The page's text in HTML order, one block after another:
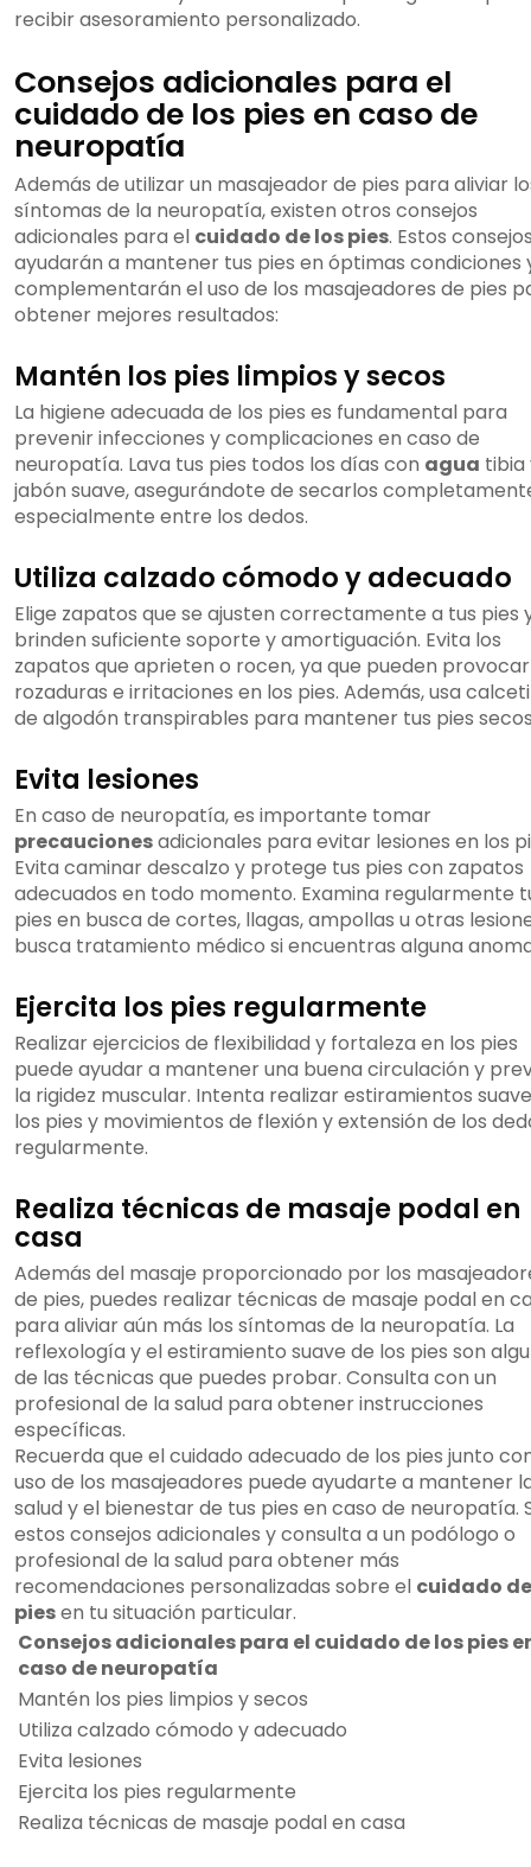
recibir asesoramiento personalizado.
Consejos adicionales para el
cuidado de los pies en caso de
neuropatía
Además de utilizar un masajeador de pies para aliviar
síntomas de la neuropatía, existen otros consejos
adicionales para el cuidado de los pies. Estos
ayudarán a mantener tus pies en óptimas condiciones
complementarán el uso de los masajeadores de pies
obtener mejores resultados:
Mantén los pies limpios y secos
La higiene adecuada de los pies es fundamental para
prevenir infecciones y complicaciones en caso de
neuropatía. Lava tus pies todos los días con agua tibia
jabón suave, asegurándote de secarlos
especialmente entre los dedos.
Utiliza calzado cómodo y adecuado
Elige zapatos que se ajusten correctamente a tus pies
brinden suficiente soporte y amortiguación. Evita los
zapatos que aprieten o rocen, ya que pueden provocar
rozaduras e irritaciones en los pies. Además, usa
de algodón transpirables para mantener tus pies
Evita lesiones
En caso de neuropatía, es importante tomar
precaucionesadicionales para evitar lesiones en los
Evita caminar descalzo y protege tus pies con zapatos
adecuados en todo momento. Examina regularmente
pies en busca de cortes, llagas, ampollas u otras
busca tratamiento médico si encuentras alguna
Ejercita los pies regularmente
Realizar ejercicios de flexibilidad y fortaleza en los pies
puede ayudar a mantener una buena circulación y
la rigidez muscular. Intenta realizar estiramientos
los pies y movimientos de flexión y extensión de los
regularmente.
Realiza técnicas de masaje podal en
casa
Además del masaje proporcionado por los
de pies, puedes realizar técnicas de masaje podal en
para aliviar aún más los síntomas de la neuropatía. La
reflexología y el estiramiento suave de los pies son
de las técnicas que puedes probar. Consulta con un
profesional de la salud para obtener instrucciones
específicas.
Recuerda que el cuidado adecuado de los pies junto
uso de los masajeadores puede ayudarte a mantener
salud y el bienestar de tus pies en caso de neuropatía.
estos consejos adicionales y consulta a un podólogo o
profesional de la salud para obtener más
recomendaciones personalizadas sobre el cuidado
piesen tu situación particular.
Consejos adicionales para el cuidado de los pies
caso de neuropatía
Mantén los pies limpios y secos
Utiliza calzado cómodo y adecuado
Evita lesiones
Ejercita los pies regularmente
Realiza técnicas de masaje podal en casa